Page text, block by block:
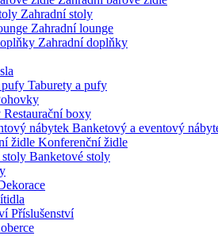
Zahradní stoly
Zahradní lounge
Zahradní doplňky
Taburety a pufy
Restaurační boxy
Banketový a eventový
Konferenční židle
Banketové stoly
Příslušenství